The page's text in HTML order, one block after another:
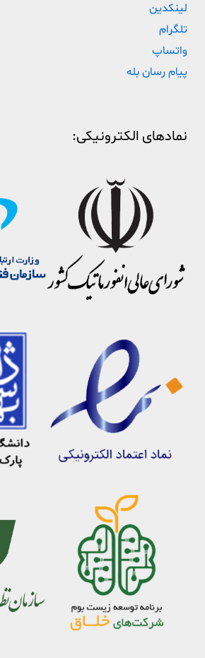
لینکدین
تلگرام
واتساپ
پیام رسان بله
نمادهای الکترونیکی: